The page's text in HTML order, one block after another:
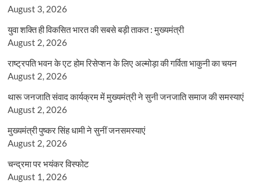
August 3, 2026
युवा शक्ति ही विकसित भारत की सबसे बड़ी ताकत : मुख्यमंत्री
August 2, 2026
राष्ट्रपति भवन के एट होम रिसेप्शन के लिए अल्मोड़ा की गर्विता भाकुनी का चयन
August 2, 2026
थारू जनजाति संवाद कार्यक्रम में मुख्यमंत्री ने सुनी जनजाति समाज की समस्याएं
August 2, 2026
मुख्यमंत्री पुष्कर सिंह धामी ने सुनीं जनसमस्याएं
August 2, 2026
चन्द्रमा पर भयंकर विस्फोट
August 1, 2026